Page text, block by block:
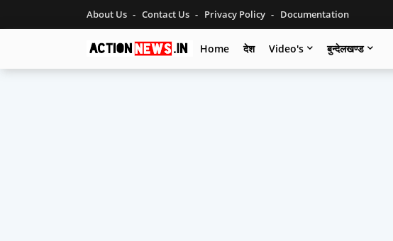
About Us Contact Us Privacy Policy Documentation
Home देश Video's बुन्देलखण्ड